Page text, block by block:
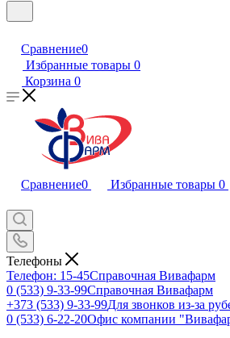
Сравнение0
Избранные товары 0
Корзина 0
Сравнение0 Избранные товары 0
Телефоны
Телефон: 15-45Справочная Вивафарм
0 (533) 9-33-99Справочная Вивафарм
+373 (533) 9-33-99Для звонков из-за
0 (533) 6-22-20Офис компании